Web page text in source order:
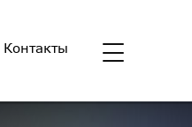
Контакты